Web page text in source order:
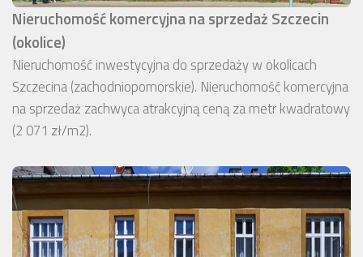
Nieruchomość komercyjna na sprzedaż Szczecin
(okolice)
Nieruchomość inwestycyjna do sprzedaży w okolicach
Szczecina (zachodniopomorskie). Nieruchomość komercyjna
na sprzedaż zachwyca atrakcyjną ceną za metr kwadratowy
(2 071 zł/m2).